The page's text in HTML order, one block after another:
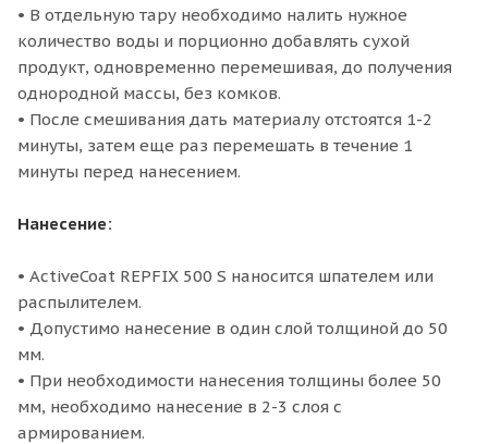
• В отдельную тару необходимо налить нужное
количество воды и порционно добавлять сухой
продукт, одновременно перемешивая, до получения
однородной массы, без комков.
• После смешивания дать материалу отстоятся 1-2
минуты, затем еще раз перемешать в течение 1
минуты перед нанесением.
Нанесение:
• ActiveCoat REPFIX 500 S наносится шпателем или
распылителем.
• Допустимо нанесение в один слой толщиной до 50
мм.
• При необходимости нанесения толщины более 50
мм, необходимо нанесение в 2-3 слоя с
армированием.